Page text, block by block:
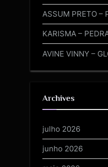
ASSUM PRETO –
KARISMA –
AVINE VINNY –
Archives
julho 2026
junho 2026